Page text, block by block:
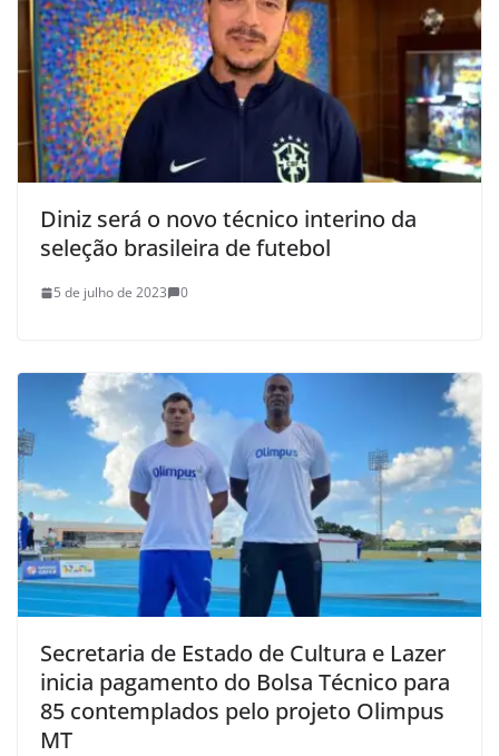
Diniz será o novo técnico interino da
seleção brasileira de futebol
5 de julho de 2023 0
Secretaria de Estado de Cultura e Lazer
inicia pagamento do Bolsa Técnico para
85 contemplados pelo projeto Olimpus
MT